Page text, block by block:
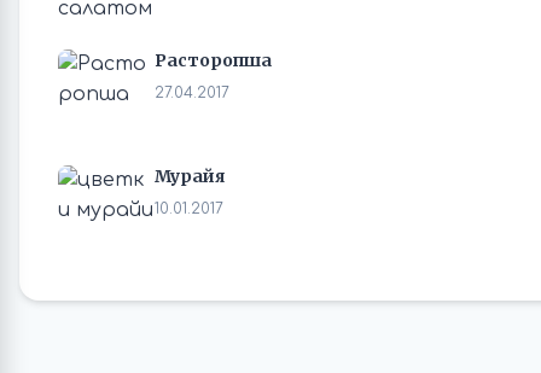
Расторопша
27.04.2017
Мурайя
10.01.2017